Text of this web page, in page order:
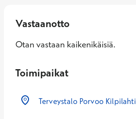
Vastaanotto
Otan vastaan kaikenikäisiä.
Toimipaikat
Terveystalo Porvoo Kilpilahti